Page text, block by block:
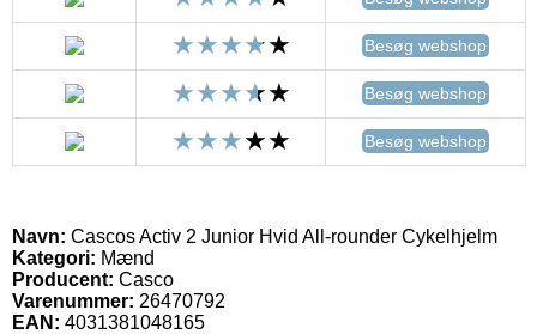
Besøg webshop
Besøg webshop
Besøg webshop
Navn: Cascos Activ 2 Junior Hvid All-rounder Cykelhjelm
Kategori: Mænd
Producent: Casco
Varenummer: 26470792
EAN: 4031381048165